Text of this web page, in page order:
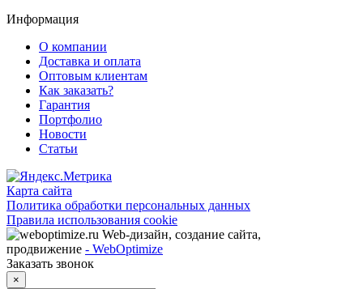
Информация
О компании
Доставка и оплата
Оптовым клиентам
Как заказать?
Гарантия
Портфолио
Новости
Статьи
Карта сайта
Политика обработки персональных данных
Правила использования cookie
Web-дизайн, создание сайта,
продвижение - WebOptimize
Заказать звонок
×